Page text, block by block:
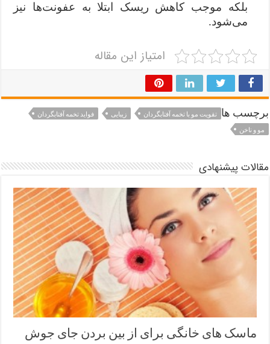
بلکه موجب کاهش ریسک ابتلا به عفونت‌ها نیز
می‌شود.
امتیاز این مقاله
برچسب ها تقویت مو با تخمه آفتابگردان زیبایی
فواید تخمه آفتابگردان
مو و ناخن
مقالات پیشنهادی
ماسک های خانگی برای از بین بردن جای جوش